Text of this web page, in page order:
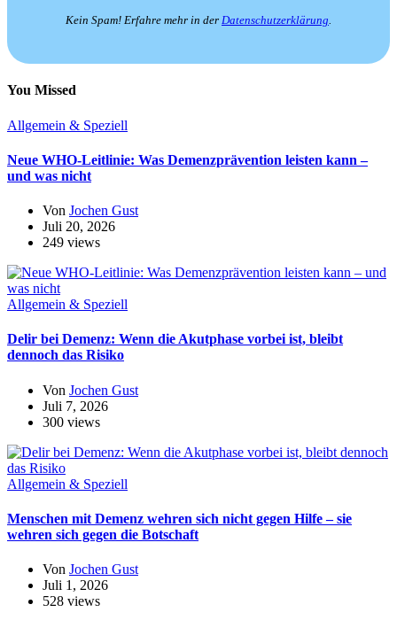
Kein Spam! Erfahre mehr in der Datenschutzerklärung.
You Missed
Allgemein & Speziell
Neue WHO-Leitlinie: Was Demenzprävention leisten kann –
und was nicht
Von Jochen Gust
Juli 20, 2026
249 views
Allgemein & Speziell
Delir bei Demenz: Wenn die Akutphase vorbei ist, bleibt
dennoch das Risiko
Von Jochen Gust
Juli 7, 2026
300 views
Allgemein & Speziell
Menschen mit Demenz wehren sich nicht gegen Hilfe – sie
wehren sich gegen die Botschaft
Von Jochen Gust
Juli 1, 2026
528 views